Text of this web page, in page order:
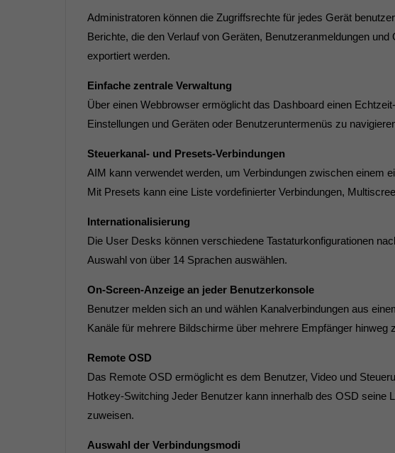
Administratoren können die Zugriffsrechte für jedes Gerät
Berichte, die den Verlauf von Geräten, Benutzeranmeldungen
exportiert werden.
Einfache zentrale Verwaltung
Über einen Webbrowser ermöglicht das Dashboard einen
Einstellungen und Geräten oder Benutzeruntermenüs zu
Steuerkanal- und Presets-Verbindungen
AIM kann verwendet werden, um Verbindungen zwischen einem
Mit Presets kann eine Liste vordefinierter Verbindungen,
Internationalisierung
Die User Desks können verschiedene Tastaturkonfigurationen
Auswahl von über 14 Sprachen auswählen.
On-Screen-Anzeige an jeder Benutzerkonsole
Benutzer melden sich an und wählen Kanalverbindungen aus
Kanäle für mehrere Bildschirme über mehrere Empfänger hinweg
Remote OSD
Das Remote OSD ermöglicht es dem Benutzer, Video und
Hotkey-Switching Jeder Benutzer kann innerhalb des OSD seine
zuweisen.
Auswahl der Verbindungsmodi